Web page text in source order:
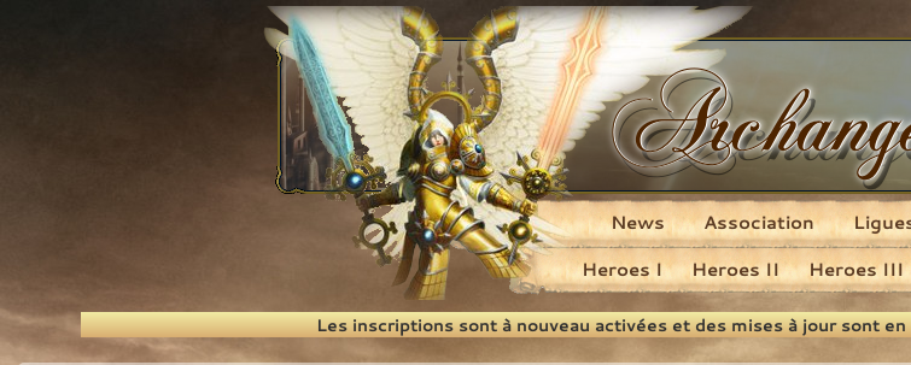
Recherche
Heroes I Heroes II Heroes III
News Association
Les inscriptions sont à nouveau activées et des mises à jour sont